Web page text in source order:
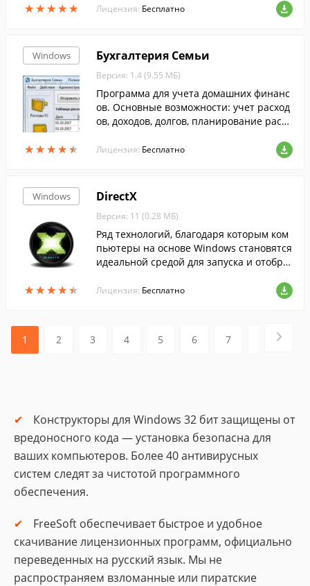
★★★★★
★★★★★
ьзуемые операции с базами данных.
Лицензия: Бесплатно
Windows
★★★★★
★★★★★
Бухгалтерия Семьи
Версия: 1.4 (9.55 МБ)
Программа для учета домашних финанс
ов. Основные возможности: учет расход
ов, доходов, долгов, планирование расхо
Лицензия: Бесплатно
Windows
★★★★★
★★★★★
DirectX
Версия: 11 (0.28 МБ)
Ряд технологий, благодаря которым ком
пьютеры на основе Windows становятся
идеальной средой для запуска и отобра
и мультимедиа....
Лицензия: Бесплатно
1 2 3 4 5 6 7
Конструкторы для Windows 32 бит защищены от
вредоносного кода — установка безопасна для
ваших компьютеров. Более 40 антивирусных
систем следят за чистотой программного
обеспечения.
FreeSoft обеспечивает быстрое и удобное
скачивание лицензионных программ, официально
переведенных на русский язык. Мы не
распространяем взломанные или пиратские